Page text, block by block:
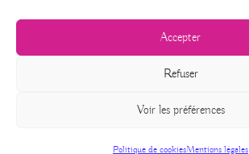
Accepter
Refuser
Voir les préférences
Politique de cookiesMentions légales
Conditions générales de vente